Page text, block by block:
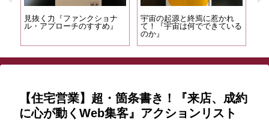
見抜く力『ファンクショナ
ル・アプローチのすすめ』
宇宙の起源と終焉に惹かれ
て！『宇宙は何でできている
のか』
【住宅営業】超・箇条書き！『来店、成約
に心が動くWeb集客』アクションリスト